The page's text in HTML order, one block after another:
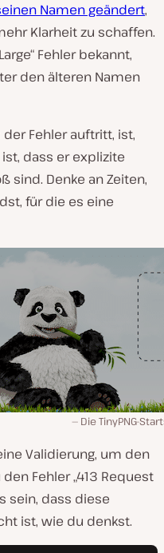
Namen geändert,
Klarheit zu schaffen.
Fehler bekannt,
den älteren Namen
Fehler auftritt, ist,
dass er explizite
sind. Denke an Zeiten,
für die es eine
Die TinyPNG-
Validierung, um den
Fehler „413 Request
sein, dass diese
ist, wie du denkst.